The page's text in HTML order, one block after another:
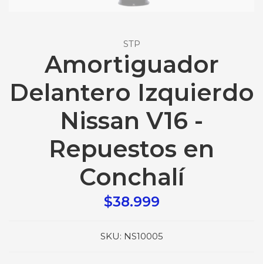
STP
Amortiguador
Delantero Izquierdo
Nissan V16 -
Repuestos en
Conchalí
$38.999
SKU: NS10005